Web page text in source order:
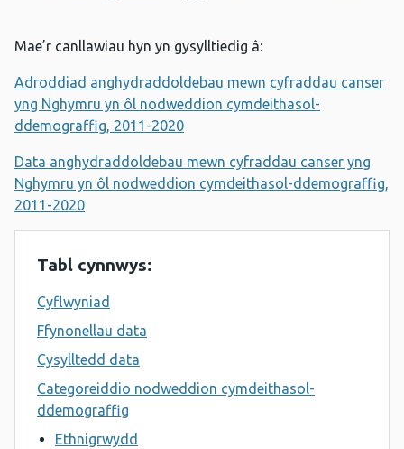
Mae’r canllawiau hyn yn gysylltiedig â:
Adroddiad anghydraddoldebau mewn cyfraddau canser
yng Nghymru yn ôl nodweddion cymdeithasol-
ddemograffig, 2011-2020
Data anghydraddoldebau mewn cyfraddau canser yng
Nghymru yn ôl nodweddion cymdeithasol-ddemograffig,
2011-2020
Tabl cynnwys:
Cyflwyniad
Ffynonellau data
Cysylltedd data
Categoreiddio nodweddion cymdeithasol-
ddemograffig
Ethnigrwydd